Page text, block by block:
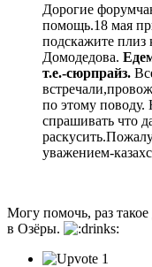
Дорогие
помощь.18 мая
подскажите плиз
Домодедова.
т.е.-сюрпрайз.
по этому поводу.
спрашивать что
уважением-
Могу помочь, раз
в Озёры.
1